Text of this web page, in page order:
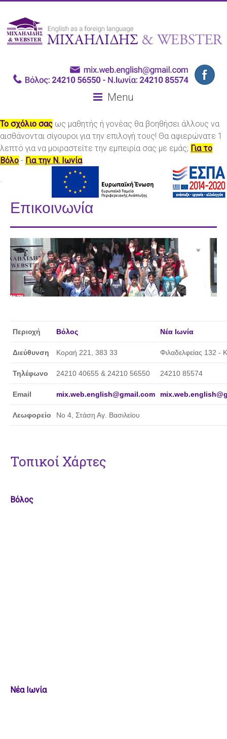
Menu
Το σχόλιο σας ως μαθητής ή γονέας θα βοηθήσει άλλους να
αισθάνονται σίγουροι για την επιλογή τους! Θα αφιερώνατε 1
λεπτό για να μοιραστείτε την εμπειρία σας με εμάς; Για το
Βόλο - Για την Ν. Ιωνία
Επικοινωνία
Περιοχή Βόλος Νέα Ιωνία
Διεύθυνση Κοραή 221, 383 33 Φιλαδελφείας 132 -
Τηλέφωνο 24210 40655 & 24210 56550 24210 85574
Email mix.web.english@gmail.com
Λεωφορείο Νο 4, Στάση Αγ. Βασιλείου
Τοπικοί Χάρτες
Βόλος
Νέα Ιωνία